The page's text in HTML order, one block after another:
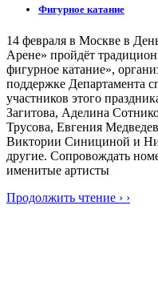
Фигурное катание
14 февраля в Москве в
Арене» пройдёт
фигурное катание»,
поддержке Департамента
участников этого
Загитова, Аделина
Трусова, Евгения
Виктории Синициной и
другие. Сопровождать
именитые артисты
Продолжить чтение › ›